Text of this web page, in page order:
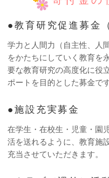
教育研究促進募金
学力と人間力（自主性、人
をかたちにしていく教育を
要な教育研究の高度化に役
ポートを目的とした募金です
施設充実募金
在学生・在校生・児童・園
活を送れるように、教育施
充当させていただきます。